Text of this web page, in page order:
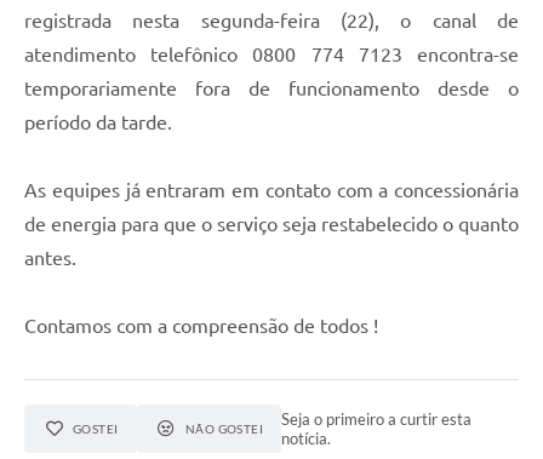
registrada nesta segunda-feira (22), o canal de
atendimento telefônico 0800 774 7123 encontra-se
temporariamente fora de funcionamento desde o
período da tarde.
As equipes já entraram em contato com a concessionária
de energia para que o serviço seja restabelecido o quanto
antes.
Contamos com a compreensão de todos !
GOSTEI NÃO GOSTEI
Seja o primeiro a curtir esta
notícia.